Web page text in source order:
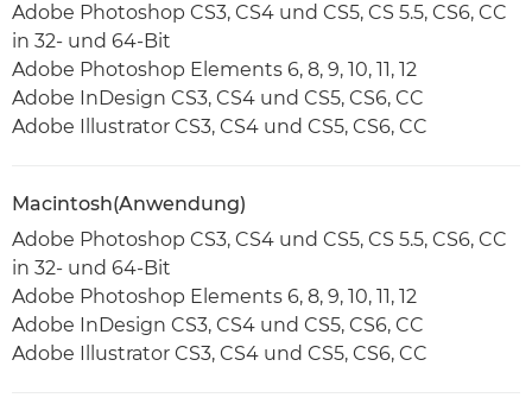
Adobe Photoshop CS3, CS4 und CS5, CS 5.5, CS6, CC
in 32- und 64-Bit
Adobe Photoshop Elements 6, 8, 9, 10, 11, 12
Adobe InDesign CS3, CS4 und CS5, CS6, CC
Adobe Illustrator CS3, CS4 und CS5, CS6, CC
Macintosh(Anwendung)
Adobe Photoshop CS3, CS4 und CS5, CS 5.5, CS6, CC
in 32- und 64-Bit
Adobe Photoshop Elements 6, 8, 9, 10, 11, 12
Adobe InDesign CS3, CS4 und CS5, CS6, CC
Adobe Illustrator CS3, CS4 und CS5, CS6, CC